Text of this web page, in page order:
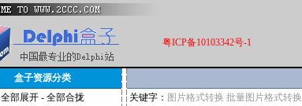
粤ICP备10103342号-1
盒子资源分类
全部展开 - 全部合拢
关键字： 图片格式转换 批量图片格式转换